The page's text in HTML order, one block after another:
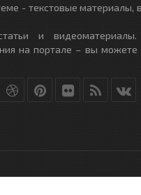
- текстовые материалы,
и
на портале – вы можете
DLE-THEME.RU- All Rights